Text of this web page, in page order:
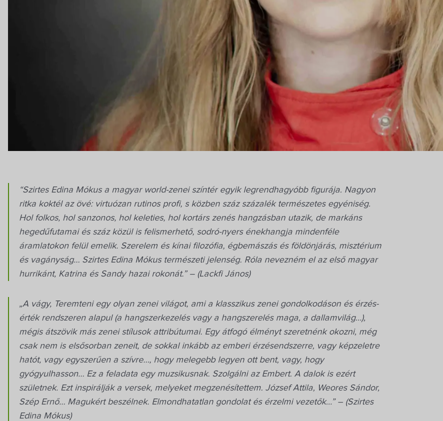
“Szirtes Edina Mókus a magyar world-zenei színtér egyik legrendhagyóbb figurája. Nagyon
ritka koktél az övé: virtuózan rutinos profi, s közben száz százalék természetes egyéniség.
Hol folkos, hol sanzonos, hol keleties, hol kortárs zenés hangzásban utazik, de markáns
hegedűfutamai és száz közül is felismerhető, sodró-nyers énekhangja mindenféle
áramlatokon felül emelik. Szerelem és kínai filozófia, égbemászás és földönjárás, misztérium
és vagányság… Szirtes Edina Mókus természeti jelenség. Róla nevezném el az első magyar
hurrikánt, Katrina és Sandy hazai rokonát.” – (Lackfi János)
„A vágy, Teremteni egy olyan zenei világot, ami a klasszikus zenei gondolkodáson és érzés-
érték rendszeren alapul (a hangszerkezelés vagy a hangszerelés maga, a dallamvilág…),
mégis átszövik más zenei stílusok attribútumai. Egy átfogó élményt szeretnénk okozni, még
csak nem is elsősorban zeneit, de sokkal inkább az emberi érzésendszerre, vagy képzeletre
hatót, vagy egyszerűen a szívre…, hogy melegebb legyen ott bent, vagy, hogy
gyógyulhasson… Ez a feladata egy muzsikusnak. Szolgálni az Embert. A dalok is ezért
születnek. Ezt inspirálják a versek, melyeket megzenésítettem. József Attila, Weores Sándor,
Szép Ernő… Magukért beszélnek. Elmondhatatlan gondolat és érzelmi vezetők…” – (Szirtes
Edina Mókus)